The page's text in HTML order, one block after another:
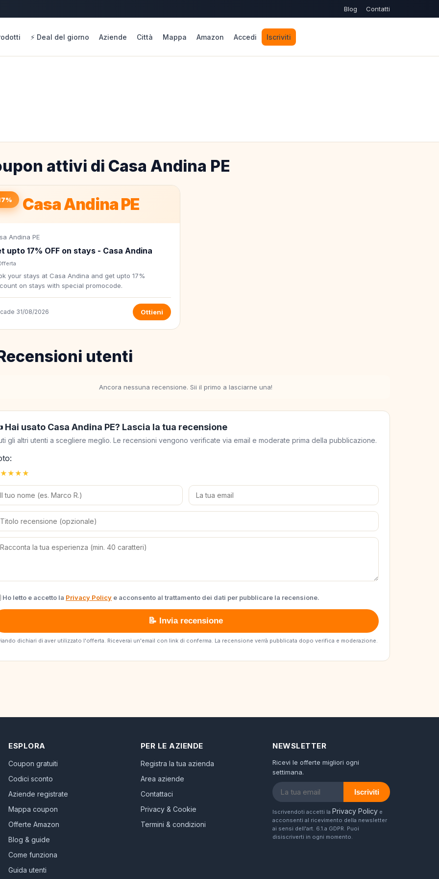
Blog Contatti
⚡ Deal del giorno Aziende Città Mappa Amazon Accedi Iscriviti
attivi di Casa Andina PE
Casa Andina PE
Andina PE
upto 17% OFF on stays - Casa Andina
your stays at Casa Andina and get upto 17%
on stays with special promocode.
31/08/2026 Ottieni
utenti
Ancora nessuna recensione. Sii il primo a lasciarne una!
usato Casa Andina PE? Lascia la tua recensione
gli altri utenti a scegliere meglio. Le recensioni vengono verificate via email e moderate prima della pubblicazione.
★
★
★
★
Ho letto e accetto la Privacy Policy e acconsento al trattamento dei dati per pubblicare la recensione.
📝 Invia recensione
dichiari di aver utilizzato l'offerta. Riceverai un'email con link di conferma. La recensione verrà pubblicata dopo verifica e moderazione.
ESPLORA
Coupon gratuiti
Codici sconto
Aziende registrate
Mappa coupon
Offerte Amazon
Blog & guide
Come funziona
Guida utenti
PER LE AZIENDE
Registra la tua azienda
Area aziende
Contattaci
Privacy & Cookie
Termini & condizioni
NEWSLETTER
Ricevi le offerte migliori ogni
settimana.
Iscriviti
Iscrivendoti accetti la Privacy Policy e
acconsenti al ricevimento della newsletter
ai sensi dell'art. 6.1.a GDPR. Puoi
disiscriverti in ogni momento.